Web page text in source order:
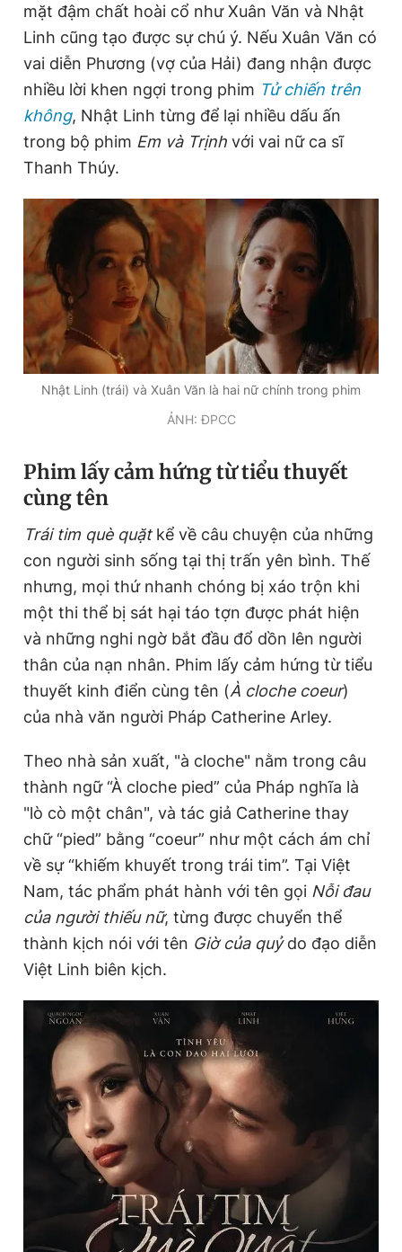
mặt đậm chất hoài cổ như Xuân Văn và Nhật
Linh cũng tạo được sự chú ý. Nếu Xuân Văn có
vai diễn Phương (vợ của Hải) đang nhận được
nhiều lời khen ngợi trong phim Tử chiến trên
không, Nhật Linh từng để lại nhiều dấu ấn
trong bộ phim Em và Trịnh với vai nữ ca sĩ
Thanh Thúy.
Nhật Linh (trái) và Xuân Văn là hai nữ chính trong phim
ẢNH: ĐPCC
Phim lấy cảm hứng từ tiểu thuyết
cùng tên
Trái tim què quặtkể về câu chuyện của những
con người sinh sống tại thị trấn yên bình. Thế
nhưng, mọi thứ nhanh chóng bị xáo trộn khi
một thi thể bị sát hại táo tợn được phát hiện
và những nghi ngờ bắt đầu đổ dồn lên người
thân của nạn nhân. Phim lấy cảm hứng từ tiểu
thuyết kinh điển cùng tên (À cloche coeur)
của nhà văn người Pháp Catherine Arley.
Theo nhà sản xuất, "à cloche" nằm trong câu
thành ngữ “À cloche pied” của Pháp nghĩa là
"lò cò một chân", và tác giả Catherine thay
chữ “pied” bằng “coeur” như một cách ám chỉ
về sự “khiếm khuyết trong trái tim”. Tại Việt
Nam, tác phẩm phát hành với tên gọi Nỗi đau
của người thiếu nữ, từng được chuyển thể
thành kịch nói với tên Giờ của quỷdo đạo diễn
Việt Linh biên kịch.